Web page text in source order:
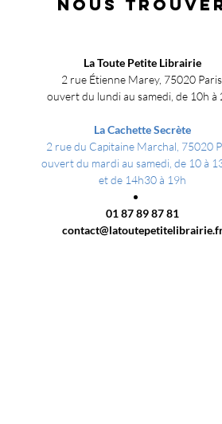
NOUS
La Toute Petite Librairie
2 rue Étienne Marey, 75020
ouvert du lundi au samedi, de 10h à
La Cachette Secrète
2 rue du Capitaine Marchal, 75020
ouvert du mardi au samedi, de 10 à
etde 14h30 à 19h
01 87 89 87 81